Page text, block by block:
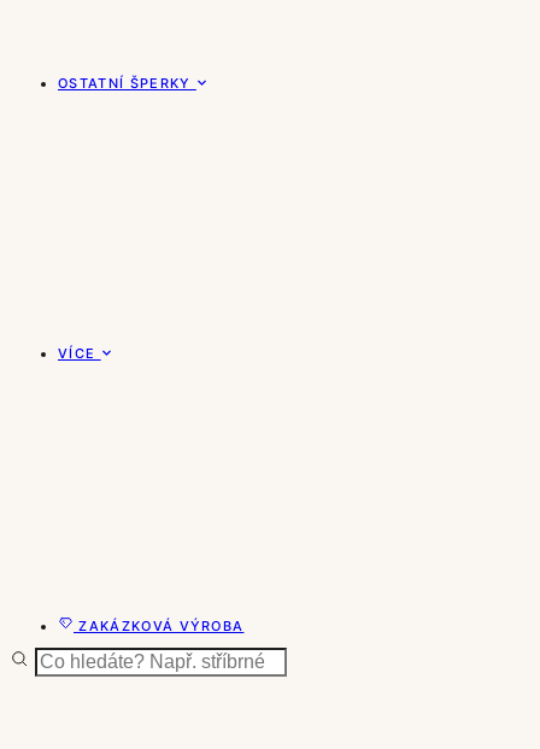
OSTATNÍ ŠPERKY
VÍCE
ZAKÁZKOVÁ VÝROBA